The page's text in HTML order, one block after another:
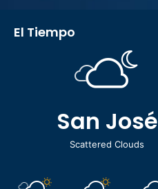
El Tiempo
San José
Scattered Clouds